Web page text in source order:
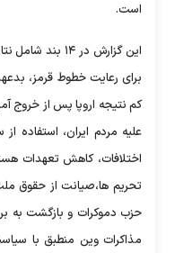
است.
این گزارش در ۱۴
برای رعایت خطوط قرمز،
کم نتیجه اروپا پس از خروج
اختلافات، کاهش تعهدات
تحریم ها،صیانت از حقوق
حزب دموکرات و بازگشت به
مذاکرات وین منطبق با